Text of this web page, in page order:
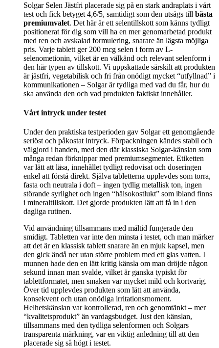
Solgar Selen Jästfri placerade sig på en stark andraplats i vårt
test och fick betyget 4,6/5, samtidigt som den utsågs till bästa
premiumvalet. Det här är ett selentillskott som känns tydligt
positionerat för dig som vill ha en mer genomarbetad produkt
med ren och avskalad formulering, snarare än lägsta möjliga
pris. Varje tablett ger 200 mcg selen i form av L-
selenometionin, vilket är en välkänd och relevant selenform i
den här typen av tillskott. Vi uppskattade särskilt att produkten
är jästfri, vegetabilisk och fri från onödigt mycket “utfyllnad” i
kommunikationen – Solgar är tydliga med vad du får, hur du
ska använda den och vad produkten faktiskt innehåller.
Vårt intryck under testet
Under den praktiska testperioden gav Solgar ett genomgående
seriöst och påkostat intryck. Förpackningen kändes stabil och
välgjord i handen, med den där klassiska Solgar-känslan som
många redan förknippar med premiumsegmentet. Etiketten
var lätt att läsa, innehållet tydligt redovisat och doseringen
enkel att förstå direkt. Själva tabletterna upplevdes som torra,
fasta och neutrala i doft – ingen tydlig metallisk ton, ingen
störande syrlighet och ingen “hälsokostlukt” som ibland finns
i mineraltillskott. Det gjorde produkten lätt att få in i den
dagliga rutinen.
Vid användning tillsammans med måltid fungerade den
smidigt. Tabletten var inte den minsta i testet, och man märker
att det är en klassisk tablett snarare än en mjuk kapsel, men
den gick ändå ner utan större problem med ett glas vatten. I
munnen hade den en lätt kritig känsla om man dröjde någon
sekund innan man svalde, vilket är ganska typiskt för
tablettformatet, men smaken var mycket mild och kortvarig.
Över tid upplevdes produkten som lätt att använda,
konsekvent och utan onödiga irritationsmoment.
Helhetskänslan var kontrollerad, ren och genomtänkt – mer
“kvalitetsprodukt” än vardagsbudget. Just den känslan,
tillsammans med den tydliga selenformen och Solgars
transparenta märkning, var en viktig anledning till att den
placerade sig så högt i testet.